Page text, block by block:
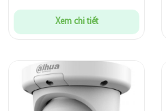
Xem chi tiết